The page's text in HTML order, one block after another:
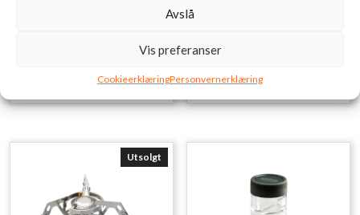
Avslå
Vis preferanser
CookieerklæringPersonvernerklæring
Legg i ønskelisten
Utsolgt